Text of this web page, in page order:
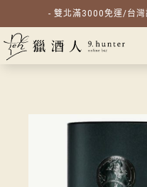
- 雙北滿3000免運/台